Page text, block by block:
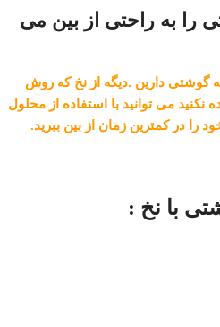
به راحتی از بین می
گوشتی دارین .دیگه از نخ که روش
می توانید با استفاده از محلول
را در کمترین زمان از بین ببرید.
با نخ :